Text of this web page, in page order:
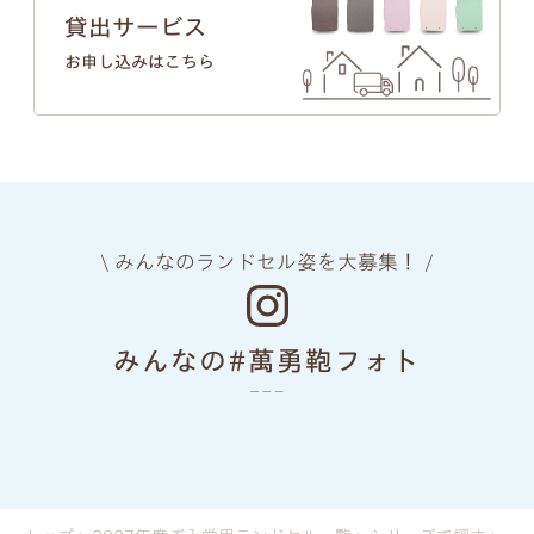
貸出サービス
お申し込みはこちら
\ みんなのランドセル姿を大募集！ /
みんなの#萬勇鞄フォト